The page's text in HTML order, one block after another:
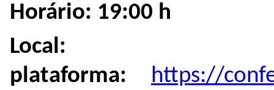
Horário: 19:00 h
Local:
plataforma:
https://